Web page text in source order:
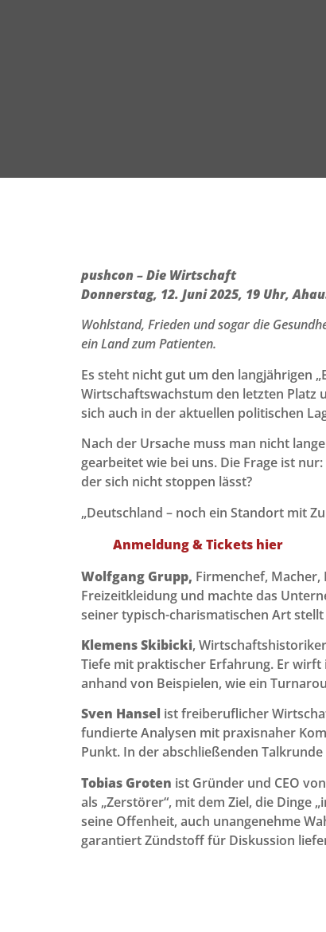
pushcon – Die Wirtschaft
Donnerstag, 12. Juni 2025, 19 Uhr,
Wohlstand, Frieden und sogar die
ein Land zum Patienten.
Es steht nicht gut um den langjährigen
Wirtschaftswachstum den letzten Platz
sich auch in der aktuellen politischen
Nach der Ursache muss man nicht
gearbeitet wie bei uns. Die Frage ist
der sich nicht stoppen lässt?
„Deutschland – noch ein Standort mit
Anmeldung & Tickets hier
Wolfgang Grupp, Firmenchef,
Freizeitkleidung und machte das
seiner typisch-charismatischen Art
Klemens Skibicki,
Tiefe mit praktischer Erfahrung. Er
anhand von Beispielen, wie ein
Sven Hansel ist freiberuflicher
fundierte Analysen mit praxisnaher
Punkt. In der abschließenden
Tobias Groten ist Gründer und CEO
als „Zerstörer“, mit dem Ziel, die Dinge
seine Offenheit, auch unangenehme
garantiert Zündstoff für Diskussion